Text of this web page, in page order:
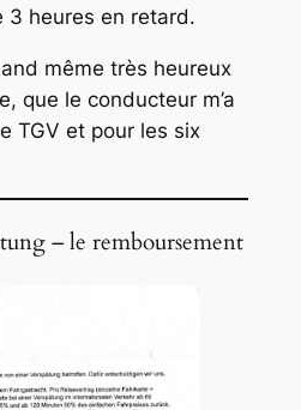
3 heures en retard.
même très heureux
que le conducteur m’a
TGV et pour les six
– le remboursement